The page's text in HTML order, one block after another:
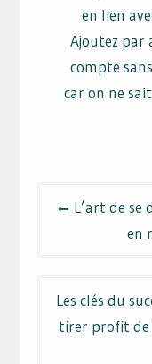
en lien
Ajoutez par
compte
car on ne
Navigation
L’art de se
en
Les clés du
tirer profit de